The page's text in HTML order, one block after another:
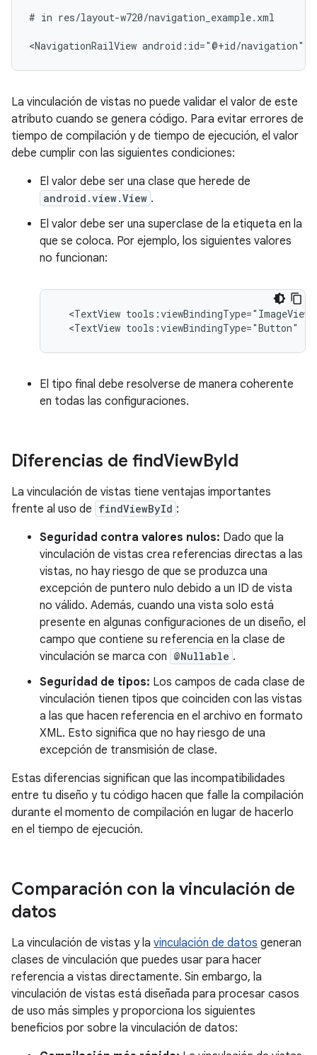
# in res/layout-w720/navigation_example.xml
<NavigationRailView android:id="@+id/navigation"
La vinculación de vistas no puede validar el valor de este
atributo cuando se genera código. Para evitar errores de
tiempo de compilación y de tiempo de ejecución, el valor
debe cumplir con las siguientes condiciones:
El valor debe ser una clase que herede de
android.view.View .
El valor debe ser una superclase de la etiqueta en la
que se coloca. Por ejemplo, los siguientes valores
no funcionan:
<TextView tools:viewBindingType="ImageView"
<TextView tools:viewBindingType="Button"
El tipo final debe resolverse de manera coherente
en todas las configuraciones.
Diferencias de findViewById
La vinculación de vistas tiene ventajas importantes
frente al uso de findViewById :
Seguridad contra valores nulos: Dado que la
vinculación de vistas crea referencias directas a las
vistas, no hay riesgo de que se produzca una
excepción de puntero nulo debido a un ID de vista
no válido. Además, cuando una vista solo está
presente en algunas configuraciones de un diseño, el
campo que contiene su referencia en la clase de
vinculación se marca con @Nullable .
Seguridad de tipos: Los campos de cada clase de
vinculación tienen tipos que coinciden con las vistas
a las que hacen referencia en el archivo en formato
XML. Esto significa que no hay riesgo de una
excepción de transmisión de clase.
Estas diferencias significan que las incompatibilidades
entre tu diseño y tu código hacen que falle la compilación
durante el momento de compilación en lugar de hacerlo
en el tiempo de ejecución.
Comparación con la vinculación de
datos
La vinculación de vistas y la vinculación de datos generan
clases de vinculación que puedes usar para hacer
referencia a vistas directamente. Sin embargo, la
vinculación de vistas está diseñada para procesar casos
de uso más simples y proporciona los siguientes
beneficios por sobre la vinculación de datos: